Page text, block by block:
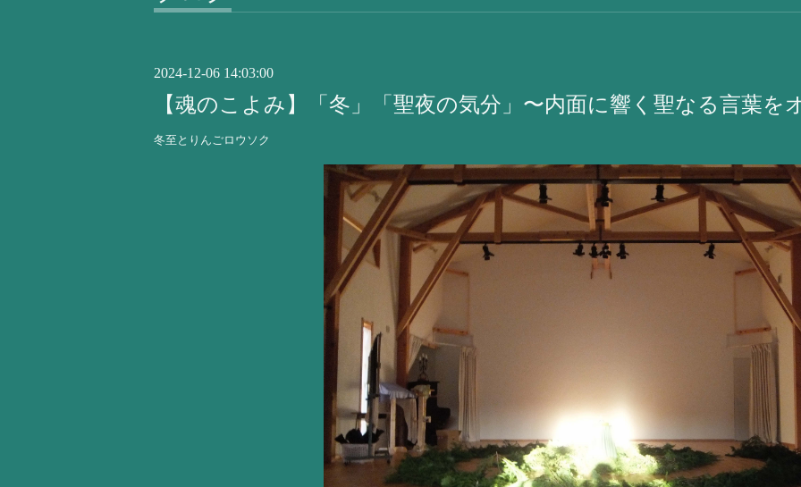
2024-12-06 14:03:00
【魂のこよみ】「冬」「聖夜の気分」〜内面に響く聖なる言葉を
冬至とりんごロウソク